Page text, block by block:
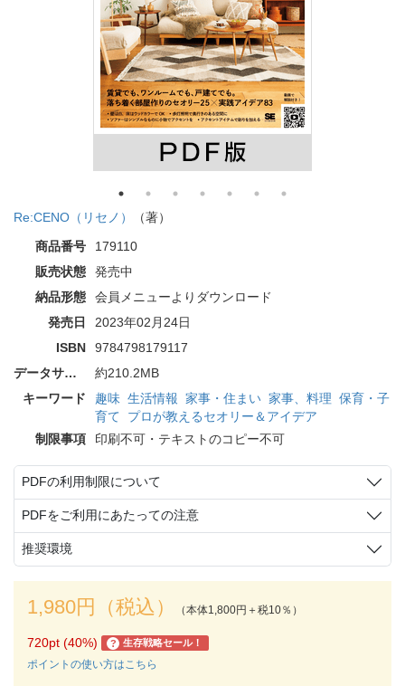
Re:CENO（リセノ）
（著）
商品番号
179110
販売状態
発売中
納品形態
会員メニューよりダウンロード
発売日
2023年02月24日
ISBN
9784798179117
データサイズ
約210.2MB
キーワード
趣味 生活情報 家事・住まい 家事、料理 保育・子
育て
プロが教えるセオリー＆アイデア
制限事項
印刷不可・テキストのコピー不可
PDFの利用制限について
PDFをご利用にあたっての注意
推奨環境
1,980円（税込） （本体1,800円＋税10％）
720pt (40%) ? 生存戦略セール！
ポイントの使い方はこちら